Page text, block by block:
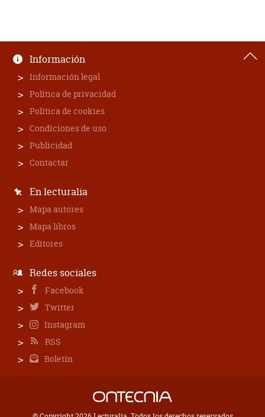
Información
Información legal
Política de privacidad
Política de cookies
Condiciones de uso
Publicidad
Contactar
En lecturalia
Mapa autores
Mapa libros
Editores
Redes sociales
Facebook
Twitter
Instagram
RSS
Boletín